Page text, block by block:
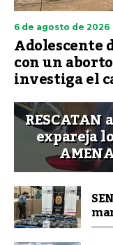
6 de agosto de 2026
Adolescente
con un
investiga el
RESCATAN
expareja